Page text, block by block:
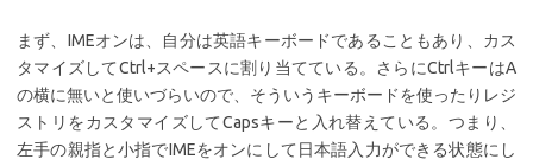
まず、IMEオンは、自分は英語キーボードであることもあり、カス
タマイズしてCtrl+スペースに割り当てている。さらにCtrlキーはA
の横に無いと使いづらいので、そういうキーボードを使ったりレジ
ストリをカスタマイズしてCapsキーと入れ替えている。つまり、
左手の親指と小指でIMEをオンにして日本語入力ができる状態にし